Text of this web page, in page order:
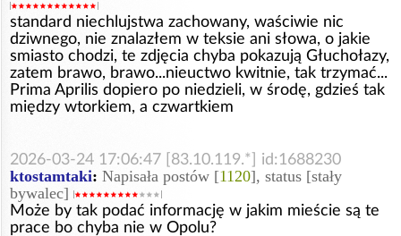
standard niechlujstwa zachowany, waściwie nic
dziwnego, nie znalazłem w teksie ani słowa, o jakie
smiasto chodzi, te zdjęcia chyba pokazują Głuchołazy,
zatem brawo, brawo...nieuctwo kwitnie, tak trzymać...
Prima Aprilis dopiero po niedzieli, w środę, gdzieś tak
między wtorkiem, a czwartkiem
2026-03-24 17:06:47 [83.10.119.*] id:1688230
ktostamtaki: Napisała postów [1120], status [stały
bywalec]
Może by tak podać informację w jakim mieście są te
prace bo chyba nie w Opolu?